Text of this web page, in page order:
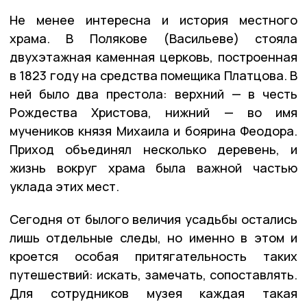
Не менее интересна и история местного
храма. В Полякове (Васильеве) стояла
двухэтажная каменная церковь, построенная
в 1823 году на средства помещика Платцова. В
ней было два престола: верхний — в честь
Рождества Христова, нижний — во имя
мучеников князя Михаила и боярина Феодора.
Приход объединял несколько деревень, и
жизнь вокруг храма была важной частью
уклада этих мест.
Сегодня от былого величия усадьбы остались
лишь отдельные следы, но именно в этом и
кроется особая притягательность таких
путешествий: искать, замечать, сопоставлять.
Для сотрудников музея каждая такая